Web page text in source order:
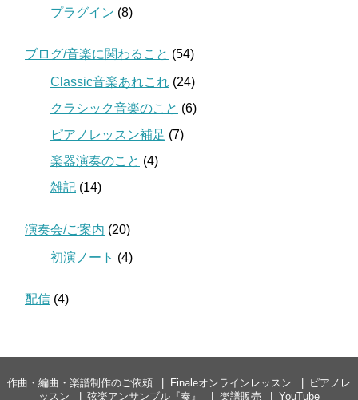
プラグイン (8)
ブログ/音楽に関わること (54)
Classic音楽あれこれ (24)
クラシック音楽のこと (6)
ピアノレッスン補足 (7)
楽器演奏のこと (4)
雑記 (14)
演奏会/ご案内 (20)
初演ノート (4)
配信 (4)
作曲・編曲・楽譜制作のご依頼 Finaleオンラインレッスン
ピアノレ
ッスン
弦楽アンサンブル『奏』 楽譜販売 YouTube